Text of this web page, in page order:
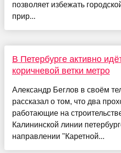
позволяет избежать
прир...
В Петербурге активно
коричневой ветки метро
Александр Беглов в своём
рассказал о том, что два
работающие на
Калининской линии
направлении "Каретной...